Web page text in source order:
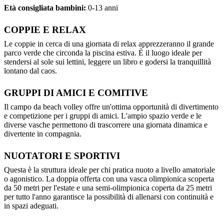
Età consigliata bambini: 0-13 anni
COPPIE E RELAX
Le coppie in cerca di una giornata di relax apprezzeranno il grande
parco verde che circonda la piscina estiva. È il luogo ideale per
stendersi al sole sui lettini, leggere un libro e godersi la tranquillità
lontano dal caos.
GRUPPI DI AMICI E COMITIVE
Il campo da beach volley offre un'ottima opportunità di divertimento
e competizione per i gruppi di amici. L'ampio spazio verde e le
diverse vasche permettono di trascorrere una giornata dinamica e
divertente in compagnia.
NUOTATORI E SPORTIVI
Questa è la struttura ideale per chi pratica nuoto a livello amatoriale
o agonistico. La doppia offerta con una vasca olimpionica scoperta
da 50 metri per l'estate e una semi-olimpionica coperta da 25 metri
per tutto l'anno garantisce la possibilità di allenarsi con continuità e
in spazi adeguati.